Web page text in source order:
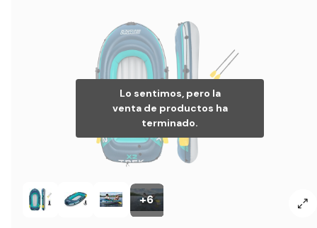
+6
Lo sentimos, pero la
venta de productos ha
terminado.